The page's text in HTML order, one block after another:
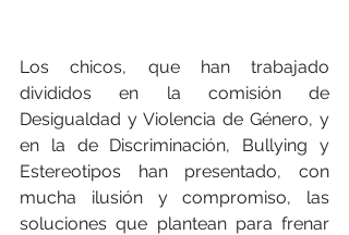
Los chicos, que han trabajado
divididos en la comisión de
Desigualdad y Violencia de Género, y
en la de Discriminación, Bullying y
Estereotipos han presentado, con
mucha ilusión y compromiso, las
soluciones que plantean para frenar